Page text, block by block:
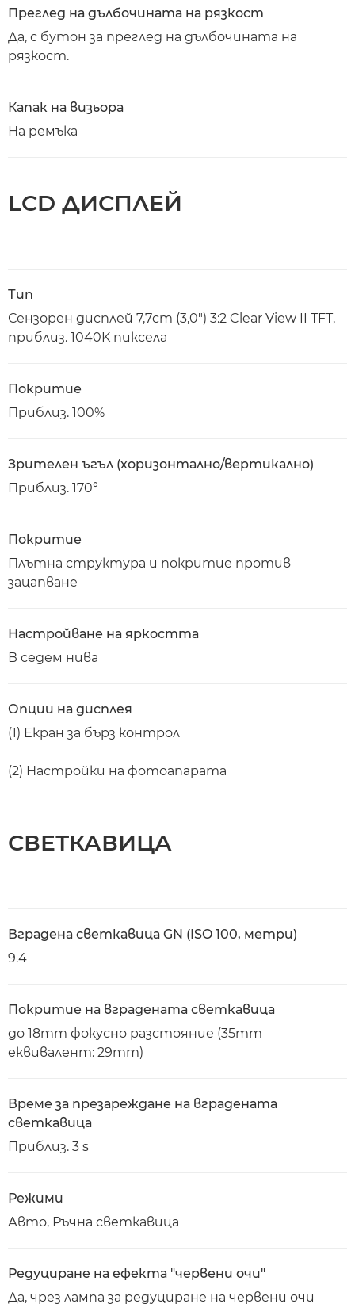
Преглед на дълбочината на рязкост
Да, с бутон за преглед на дълбочината на
рязкост.
Капак на визьора
На ремъка
LCD ДИСПЛЕЙ
Тип
Сензорен дисплей 7,7cm (3,0") 3:2 Clear View II TFT,
приблиз. 1040K пиксела
Покритие
Приблиз. 100%
Зрителен ъгъл (хоризонтално/вертикално)
Приблиз. 170°
Покритие
Плътна структура и покритие против
зацапване
Настройване на яркостта
В седем нива
Опции на дисплея
(1) Екран за бърз контрол
(2) Настройки на фотоапарата
СВЕТКАВИЦА
Вградена светкавица GN (ISO 100, метри)
9.4
Покритие на вградената светкавица
до 18mm фокусно разстояние (35mm
еквивалент: 29mm)
Време за презареждане на вградената
светкавица
Приблиз. 3 s
Режими
Авто, Ръчна светкавица
Редуциране на ефекта "червени очи"
Да, чрез лампа за редуциране на червени очи